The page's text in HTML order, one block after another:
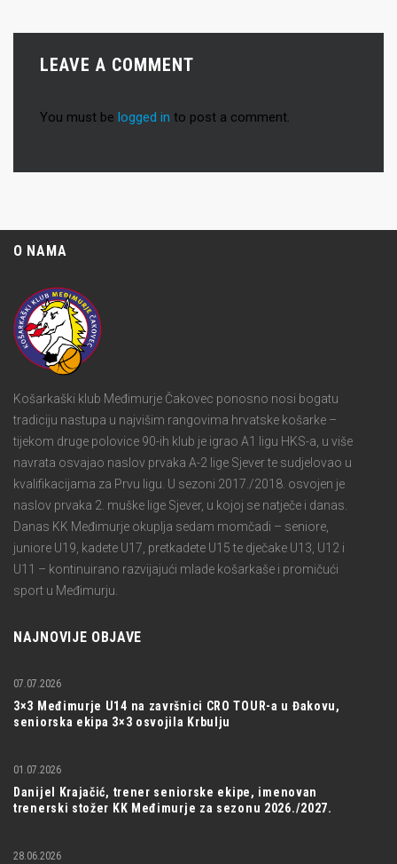
LEAVE A COMMENT
You must be logged in to post a comment.
O NAMA
Košarkaški klub Međimurje Čakovec ponosno nosi bogatu
tradiciju nastupa u najvišim rangovima hrvatske košarke –
tijekom druge polovice 90-ih klub je igrao A1 ligu HKS-a, u više
navrata osvajao naslov prvaka A-2 lige Sjever te sudjelovao u
kvalifikacijama za Prvu ligu. U sezoni 2017./2018. osvojen je
naslov prvaka 2. muške lige Sjever, u kojoj se natječe i danas.
Danas KK Međimurje okuplja sedam momčadi – seniore,
juniore U19, kadete U17, pretkadete U15 te dječake U13, U12 i
U11 – kontinuirano razvijajući mlade košarkaše i promičući
sport u Međimurju.
NAJNOVIJE OBJAVE
3×3 Međimurje U14 na završnici CRO TOUR-a u Đakovu,
seniorska ekipa 3×3 osvojila Krbulju
07.07.2026
Danijel Krajačić, trener seniorske ekipe, imenovan
trenerski stožer KK Međimurje za sezonu 2026./2027.
01.07.2026
28.06.2026